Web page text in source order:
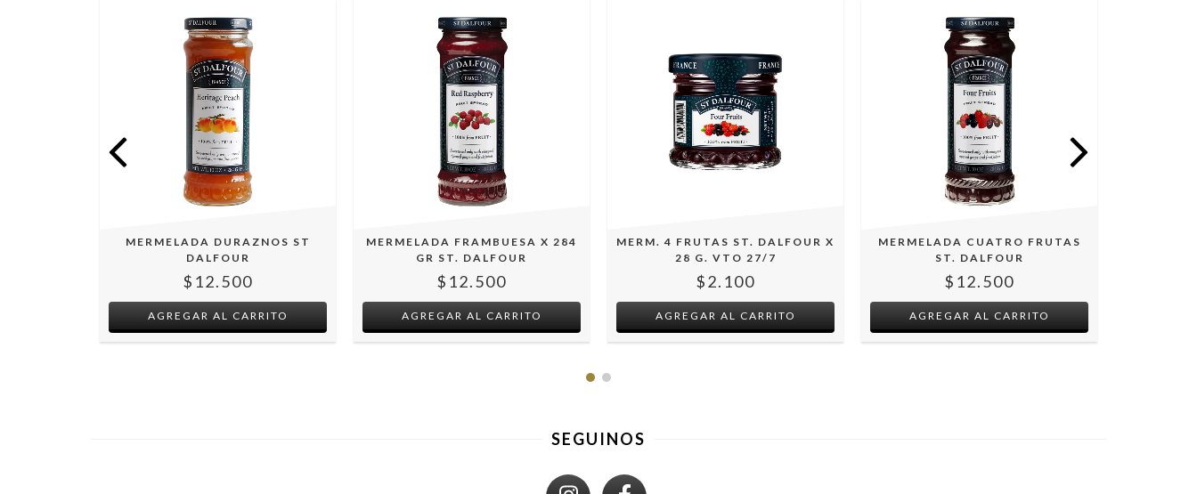
MERMELADA DURAZNOS ST
DALFOUR
$12.500
MERMELADA FRAMBUESA X 284
GR ST. DALFOUR
$12.500
MERM. 4 FRUTAS ST. DALFOUR X
28 G. VTO 27/7
$2.100
MERMELADA CUATRO FRUTAS
ST. DALFOUR
$12.500
SEGUINOS